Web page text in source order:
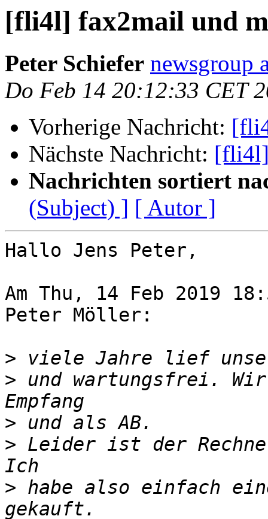
[fli4l] fax2mail und
Peter Schiefer newsgroup
Do Feb 14 20:12:33 CET
Vorherige Nachricht:
Nächste Nachricht: [fli4l]
Nachrichten sortiert
(Subject) ] [ Autor ]
Hallo Jens Peter,
Am Thu, 14 Feb 2019
Peter Möller:
>
> und wartungsfrei. Wir
>
> Leider ist der
> habe also einfach